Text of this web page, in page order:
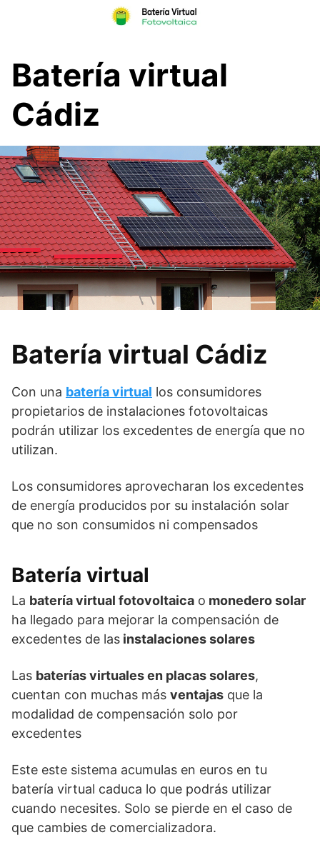
Batería virtual
Cádiz
Batería virtual Cádiz
Con una batería virtual los consumidores
propietarios de instalaciones fotovoltaicas
podrán utilizar los excedentes de energía que no
utilizan.
Los consumidores aprovecharan los excedentes
de energía producidos por su instalación solar
que no son consumidos ni compensados
Batería virtual
La batería virtual fotovoltaica o monedero solar
ha llegado para mejorar la compensación de
excedentes de las instalaciones solares
Las baterías virtuales en placas solares,
cuentan con muchas más ventajas que la
modalidad de compensación solo por
excedentes
Este este sistema acumulas en euros en tu
batería virtual caduca lo que podrás utilizar
cuando necesites. Solo se pierde en el caso de
que cambies de comercializadora.